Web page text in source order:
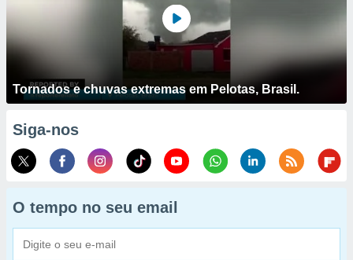
Tornados e chuvas extremas em Pelotas, Brasil.
Siga-nos
O tempo no seu email